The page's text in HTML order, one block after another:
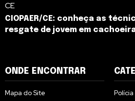
CE
CIOPAER/CE: conheça as
resgate de jovem em
ONDE ENCONTRAR
Mapa do Site